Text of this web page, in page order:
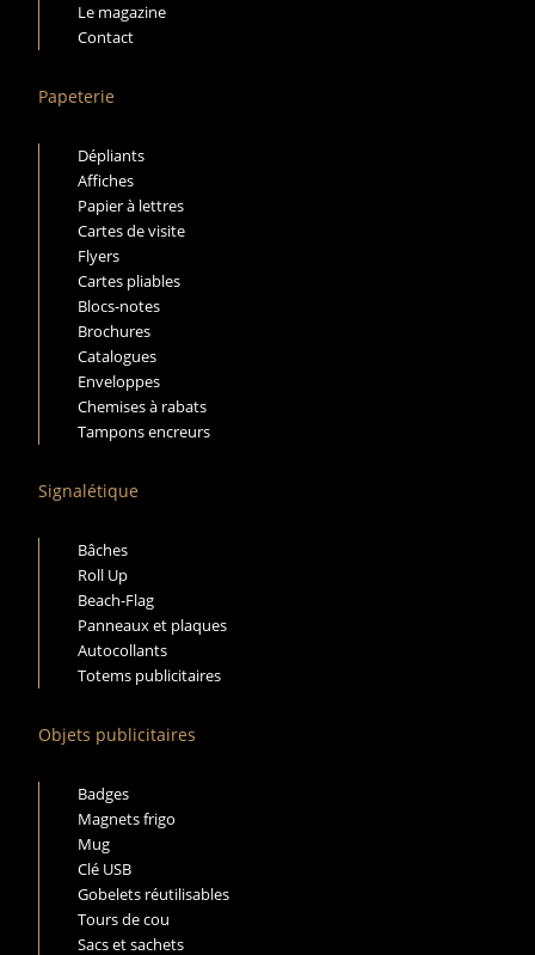
Le magazine
Contact
Papeterie
Dépliants
Affiches
Papier à lettres
Cartes de visite
Flyers
Cartes pliables
Blocs-notes
Brochures
Catalogues
Enveloppes
Chemises à rabats
Tampons encreurs
Signalétique
Bâches
Roll Up
Beach-Flag
Panneaux et plaques
Autocollants
Totems publicitaires
Objets publicitaires
Badges
Magnets frigo
Mug
Clé USB
Gobelets réutilisables
Tours de cou
Sacs et sachets